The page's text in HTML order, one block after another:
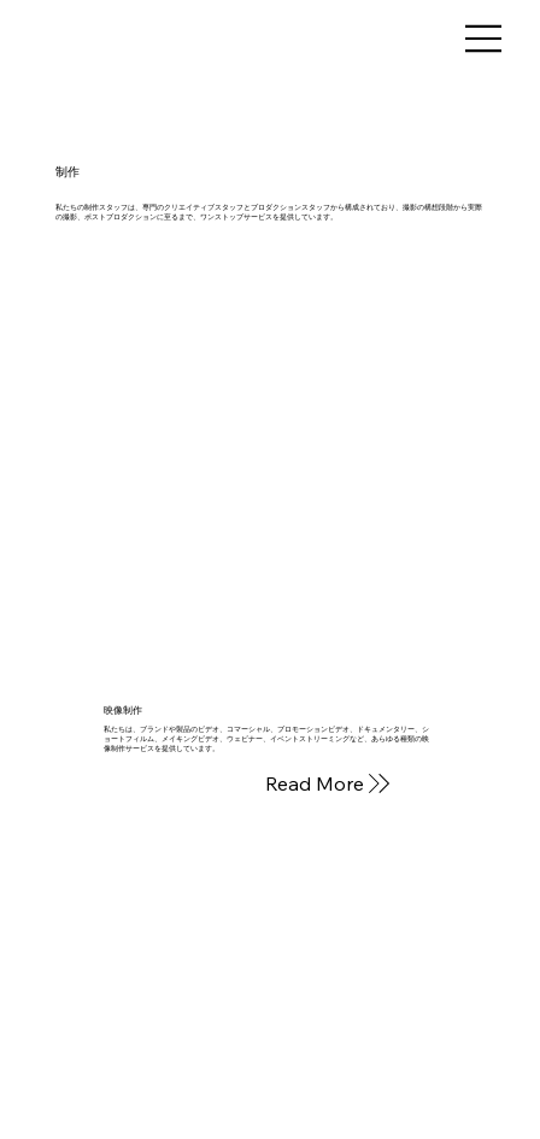
制作
私たちの制作スタッフは、専門のクリエイティブスタッフとプロダクションスタッフから構成されており、撮影の構想段階から実際
の撮影、ポストプロダクションに至るまで、ワンストップサービスを提供しています。
映像制作
私たちは、ブランドや製品のビデオ、コマーシャル、プロモーションビデオ、ドキュメンタリー、シ
ョートフィルム、メイキングビデオ、ウェビナー、イベントストリーミングなど、あらゆる種類の映
像制作サービスを提供しています。
Read More